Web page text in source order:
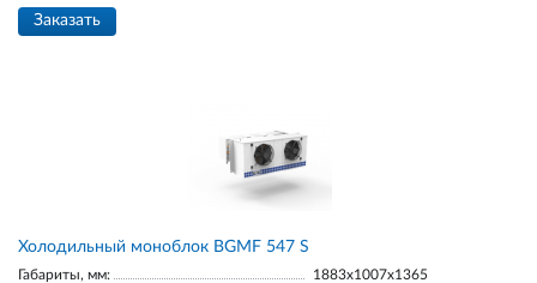
Заказать
Холодильный моноблок BGМF 547 S
Габариты, мм:
1883х1007х1365